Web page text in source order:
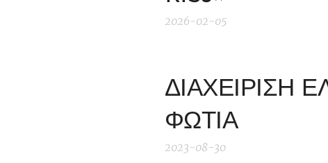
2026-02-05
ΔΙΑΧΕΙΡΙΣΗ
ΦΩΤΙΑ
2023-08-30